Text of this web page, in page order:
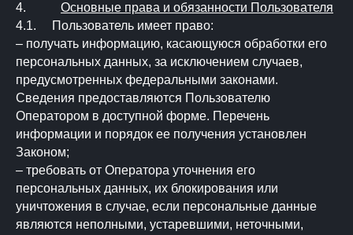
4. Основные права и обязанности Пользователя
4.1. Пользователь имеет право:
– получать информацию, касающуюся обработки его
персональных данных, за исключением случаев,
предусмотренных федеральными законами.
Сведения предоставляются Пользователю
Оператором в доступной форме. Перечень
информации и порядок ее получения установлен
Законом;
– требовать от Оператора уточнения его
персональных данных, их блокирования или
уничтожения в случае, если персональные данные
являются неполными, устаревшими, неточными,